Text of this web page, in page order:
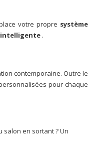
votre propre système
intelligente .
contemporaine. Outre le
pour chaque
salon en sortant ? Un